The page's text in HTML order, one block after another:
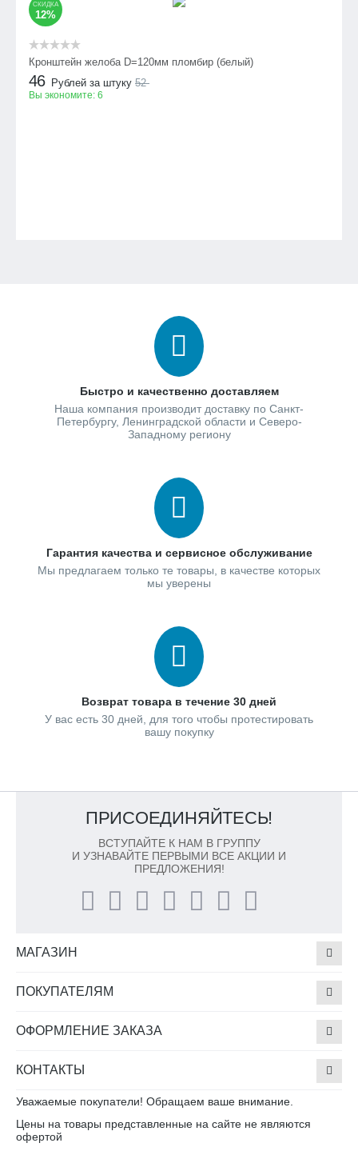
СКИДКА
12%
Кронштейн желоба D=120мм пломбир (белый)
46 Рублей за штуку 52
Вы экономите: 6
Быстро и качественно доставляем
Наша компания производит доставку по Санкт-
Петербургу, Ленинградской области и Северо-
Западному региону
Гарантия качества и сервисное обслуживание
Мы предлагаем только те товары, в качестве которых
мы уверены
Возврат товара в течение 30 дней
У вас есть 30 дней, для того чтобы протестировать
вашу покупку
ПРИСОЕДИНЯЙТЕСЬ!
ВСТУПАЙТЕ К НАМ В ГРУППУ
И УЗНАВАЙТЕ ПЕРВЫМИ ВСЕ АКЦИИ И
ПРЕДЛОЖЕНИЯ!
МАГАЗИН
ПОКУПАТЕЛЯМ
ОФОРМЛЕНИЕ ЗАКАЗА
КОНТАКТЫ
Уважаемые покупатели! Обращаем ваше внимание.
Цены на товары представленные на сайте не являются
офертой